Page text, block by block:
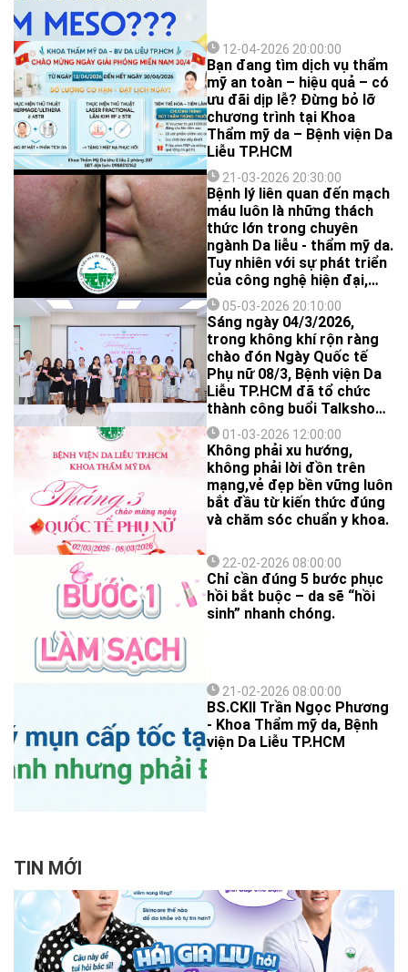
12-04-2026 20:00:00
Bạn đang tìm dịch vụ thẩm
mỹ an toàn – hiệu quả – có
ưu đãi dịp lễ? Đừng bỏ lỡ
chương trình tại Khoa
Thẩm mỹ da – Bệnh viện Da
Liễu TP.HCM
21-03-2026 20:30:00
Bệnh lý liên quan đến mạch
máu luôn là những thách
thức lớn trong chuyên
ngành Da liễu - thẩm mỹ da.
Tuy nhiên với sự phát triển
của công nghệ hiện đại,
đặc biệt là sự ra đời của
các loại laser mạch máu,
nhiều ca bệnh khó đã được
điều trị và cải thiện một
cách ngoạn mục tại Bệnh
viện Da liễu TPHCM. Laser
mạch máu giúp giải quyết
các thương tổn mạch máu
nông một cách an toàn,
hạn chế tối đa xâm lấn.
05-03-2026 20:10:00
Sáng ngày 04/3/2026,
trong không khí rộn ràng
chào đón Ngày Quốc tế
Phụ nữ 08/3, Bệnh viện Da
Liễu TP.HCM đã tổ chức
thành công buổi Talkshow
đặc biệt: “Đẹp và tự tin
dưới góc nhìn của bác sĩ
thẩm mỹ”, thu hút sự tham
dự của đông đảo các chị
đẹp.
01-03-2026 12:00:00
Không phải xu hướng,
không phải lời đồn trên
mạng,vẻ đẹp bền vững luôn
bắt đầu từ kiến thức đúng
và chăm sóc chuẩn y khoa.
22-02-2026 08:00:00
Chỉ cần đúng 5 bước phục
hồi bắt buộc – da sẽ “hồi
sinh” nhanh chóng.
21-02-2026 08:00:00
BS.CKII Trần Ngọc Phương
- Khoa Thẩm mỹ da, Bệnh
viện Da Liễu TP.HCM
TIN MỚI